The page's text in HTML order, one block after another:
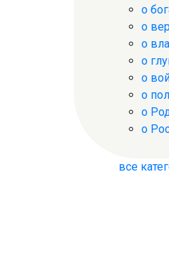
о
о
о
о
о
о
о
о
все